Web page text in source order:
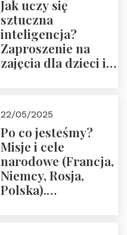
Jak uczy się
sztuczna
inteligencja?
Zaproszenie na
zajęcia dla dzieci i
22/05/2025
Po co jesteśmy?
Misje i cele
narodowe (Francja,
Niemcy, Rosja,
Polska).